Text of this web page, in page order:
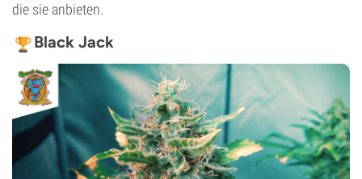
die sie anbieten.
Black Jack